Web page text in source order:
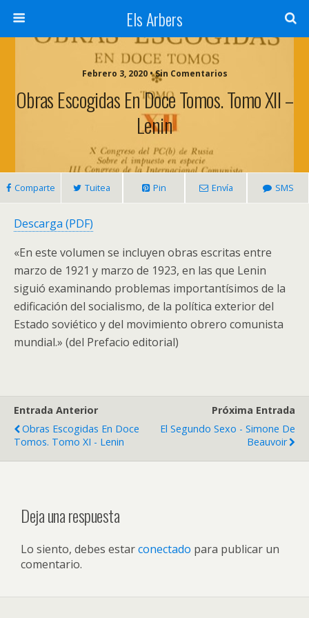
Els Arbers
Febrero 3, 2020 • Sin Comentarios
Obras Escogidas En Doce Tomos. Tomo XII –
Lenin
Comparte Tuitea Pin Envía SMS
Descarga (PDF)
«En este volumen se incluyen obras escritas entre
marzo de 1921 y marzo de 1923, en las que Lenin
siguió examinando problemas importantísimos de la
edificación del socialismo, de la política exterior del
Estado soviético y del movimiento obrero comunista
mundial.» (del Prefacio editorial)
Entrada Anterior
Obras Escogidas En Doce
Tomos. Tomo XI - Lenin
Próxima Entrada
El Segundo Sexo - Simone De
Beauvoir
Deja una respuesta
Lo siento, debes estarconectado para publicar un
comentario.